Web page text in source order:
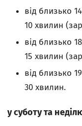
від близько
10 хвилин
від близько
15 хвилин
від близько
30 хвилин.
у суботу та